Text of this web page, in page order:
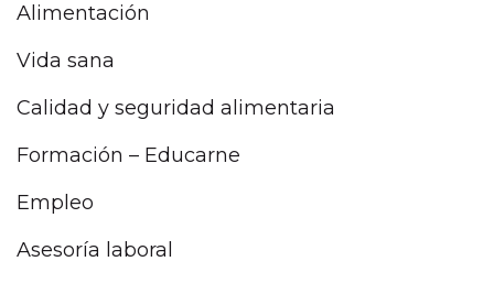
Alimentación
Vida sana
Calidad y seguridad alimentaria
Formación – Educarne
Empleo
Asesoría laboral